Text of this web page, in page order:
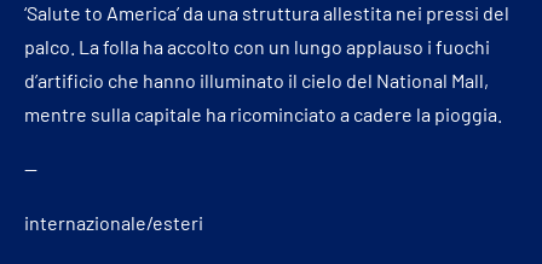
‘Salute to America’ da una struttura allestita nei pressi del
palco. La folla ha accolto con un lungo applauso i fuochi
d’artificio che hanno illuminato il cielo del National Mall,
mentre sulla capitale ha ricominciato a cadere la pioggia.
—
internazionale/esteri